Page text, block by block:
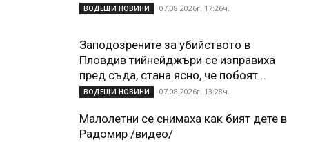
ВОДЕЩИ НОВИНИ 07.08.2026г. 17:26ч.
Заподозрените за убийството в
Пловдив тийнейджъри се изправиха
пред съда, стана ясно, че побоят...
ВОДЕЩИ НОВИНИ 07.08.2026г. 13:28ч.
Малолетни се снимаха как бият дете в
Радомир /видео/